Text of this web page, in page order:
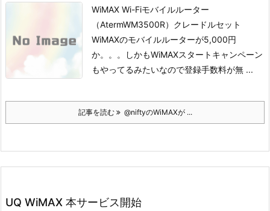
WiMAX Wi-Fiモバイルルーター
（AtermWM3500R）クレードルセット
WiMAXのモバイルルーターが5,000円
か。。。
しかもWiMAXスタートキャンペーン
もやってるみたいなので登録手数料が無 ...
記事を読む @niftyのWiMAXが ...
UQ WiMAX 本サービス開始